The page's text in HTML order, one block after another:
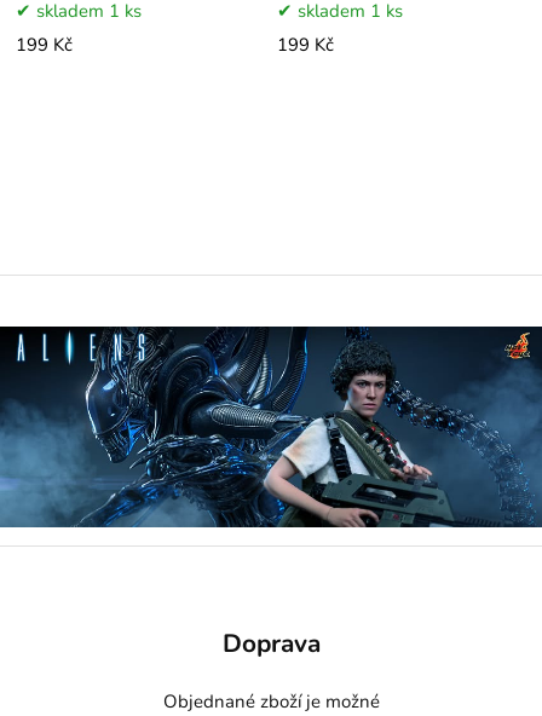
skladem 1 ks
199 Kč
skladem 1 ks
199 Kč
Doprava
Objednané zboží je možné